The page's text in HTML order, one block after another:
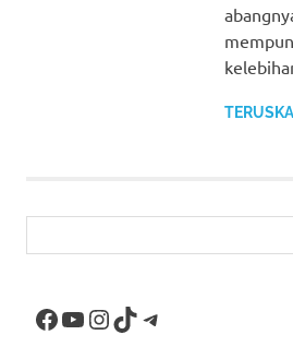
Facebook
YouTube
Instagram
TikTokTelegram